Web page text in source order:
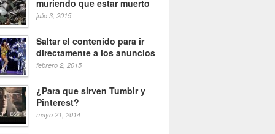
muriendo que estar muerto
julio 3, 2015
Saltar el contenido para ir
directamente a los anuncios
febrero 2, 2015
¿Para que sirven Tumblr y
Pinterest?
mayo 21, 2014